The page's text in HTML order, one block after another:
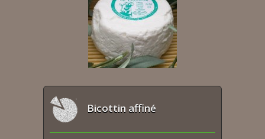
Bicottin affiné